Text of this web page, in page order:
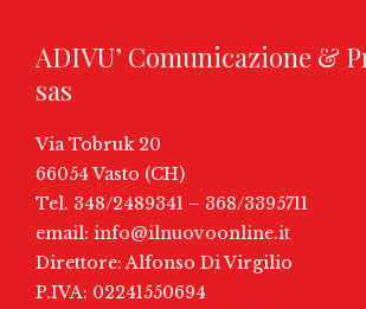
ADIVU’ Comunicazione &
sas
Via Tobruk 20
66054 Vasto (CH)
Tel. 348/2489341 – 368/3395711
email: info@ilnuovoonline.it
Direttore: Alfonso Di Virgilio
P.IVA: 02241550694